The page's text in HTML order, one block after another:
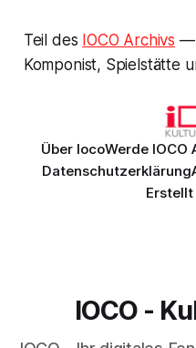
Teil des IOCO Archivs —
Komponist, Spielstätte
Über IocoWerde IOCO
Datenschutzerklärung
IOCO -